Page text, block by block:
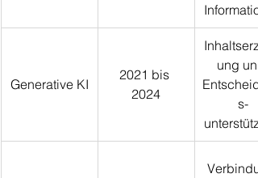
Generative KI
2021 bis
2024
ung
s-